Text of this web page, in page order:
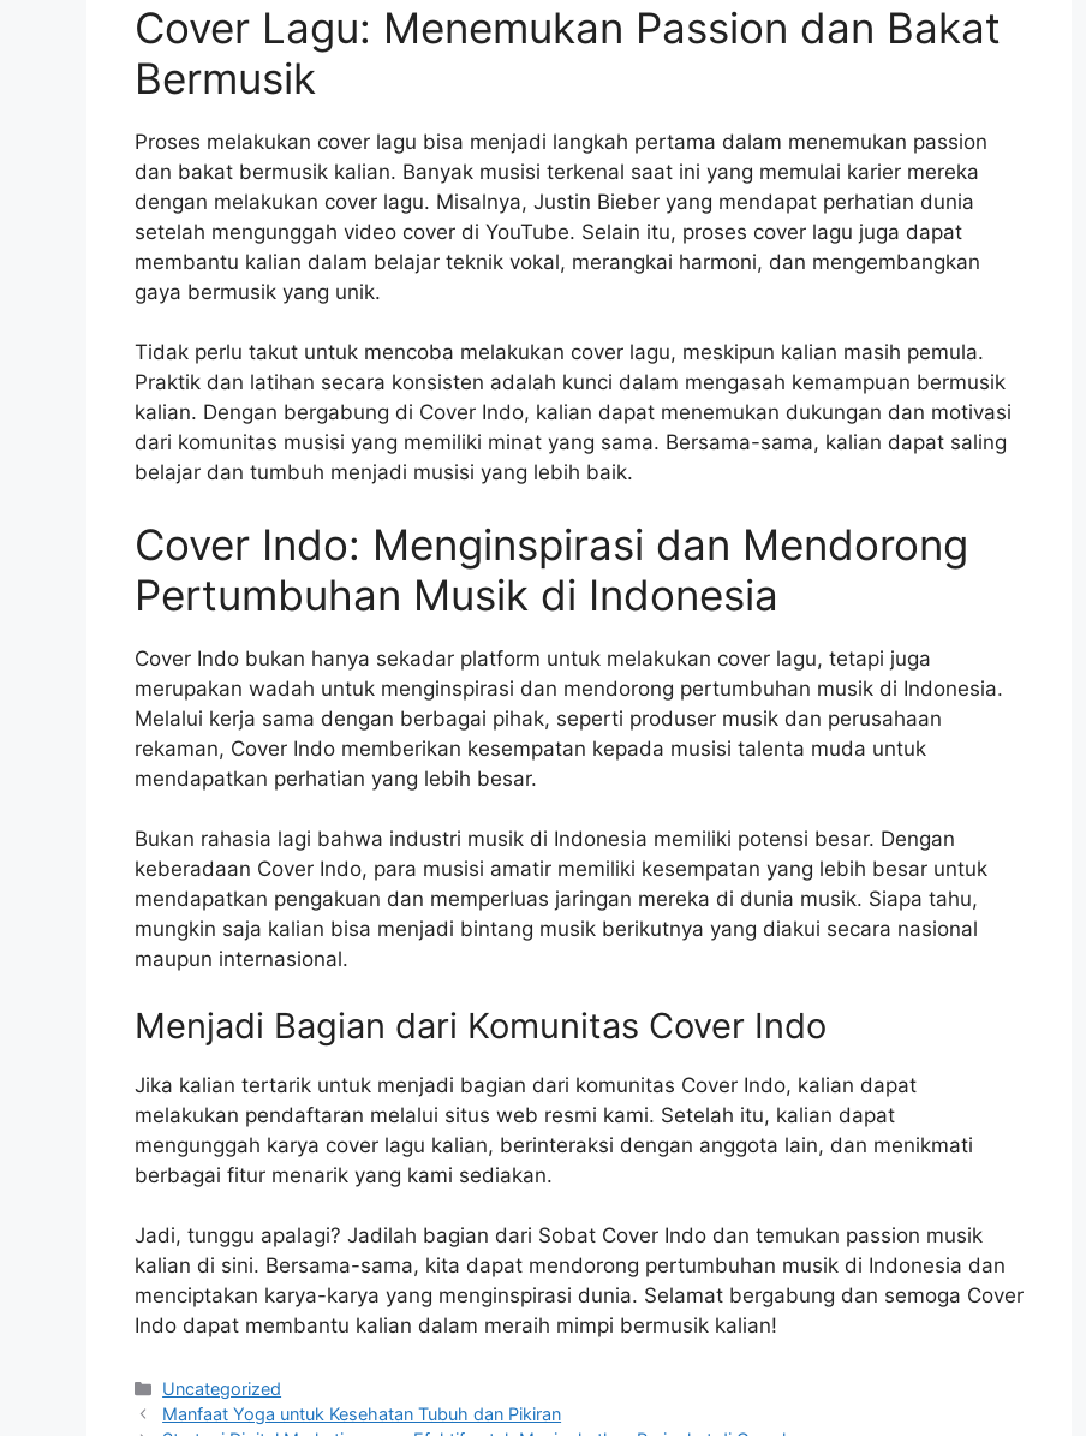
Cover Lagu: Menemukan Passion dan Bakat
Bermusik
Proses melakukan cover lagu bisa menjadi langkah pertama dalam menemukan passion
dan bakat bermusik kalian. Banyak musisi terkenal saat ini yang memulai karier mereka
dengan melakukan cover lagu. Misalnya, Justin Bieber yang mendapat perhatian dunia
setelah mengunggah video cover di YouTube. Selain itu, proses cover lagu juga dapat
membantu kalian dalam belajar teknik vokal, merangkai harmoni, dan mengembangkan
gaya bermusik yang unik.
Tidak perlu takut untuk mencoba melakukan cover lagu, meskipun kalian masih pemula.
Praktik dan latihan secara konsisten adalah kunci dalam mengasah kemampuan bermusik
kalian. Dengan bergabung di Cover Indo, kalian dapat menemukan dukungan dan motivasi
dari komunitas musisi yang memiliki minat yang sama. Bersama-sama, kalian dapat saling
belajar dan tumbuh menjadi musisi yang lebih baik.
Cover Indo: Menginspirasi dan Mendorong
Pertumbuhan Musik di Indonesia
Cover Indo bukan hanya sekadar platform untuk melakukan cover lagu, tetapi juga
merupakan wadah untuk menginspirasi dan mendorong pertumbuhan musik di Indonesia.
Melalui kerja sama dengan berbagai pihak, seperti produser musik dan perusahaan
rekaman, Cover Indo memberikan kesempatan kepada musisi talenta muda untuk
mendapatkan perhatian yang lebih besar.
Bukan rahasia lagi bahwa industri musik di Indonesia memiliki potensi besar. Dengan
keberadaan Cover Indo, para musisi amatir memiliki kesempatan yang lebih besar untuk
mendapatkan pengakuan dan memperluas jaringan mereka di dunia musik. Siapa tahu,
mungkin saja kalian bisa menjadi bintang musik berikutnya yang diakui secara nasional
maupun internasional.
Menjadi Bagian dari Komunitas Cover Indo
Jika kalian tertarik untuk menjadi bagian dari komunitas Cover Indo, kalian dapat
melakukan pendaftaran melalui situs web resmi kami. Setelah itu, kalian dapat
mengunggah karya cover lagu kalian, berinteraksi dengan anggota lain, dan menikmati
berbagai fitur menarik yang kami sediakan.
Jadi, tunggu apalagi? Jadilah bagian dari Sobat Cover Indo dan temukan passion musik
kalian di sini. Bersama-sama, kita dapat mendorong pertumbuhan musik di Indonesia dan
menciptakan karya-karya yang menginspirasi dunia. Selamat bergabung dan semoga Cover
Indo dapat membantu kalian dalam meraih mimpi bermusik kalian!
Categories
Uncategorized
Manfaat Yoga untuk Kesehatan Tubuh dan Pikiran